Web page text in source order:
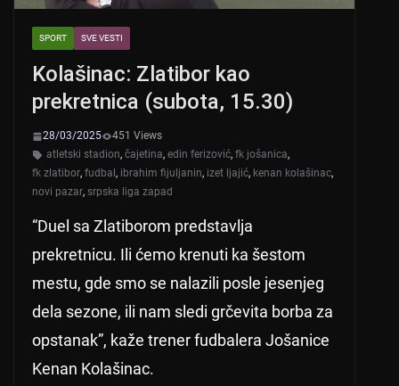
SPORT SVE VESTI
Kolašinac: Zlatibor kao
prekretnica (subota, 15.30)
28/03/2025
451 Views
atletski stadion, čajetina, edin ferizović, fk jošanica,
fk zlatibor, fudbal , ibrahim fijuljanin, izet ljajić, kenan kolašinac,
novi pazar, srpska liga zapad
“Duel sa Zlatiborom predstavlja
prekretnicu. Ili ćemo krenuti ka šestom
mestu, gde smo se nalazili posle jesenjeg
dela sezone, ili nam sledi grčevita borba za
opstanak”, kaže trener fudbalera Jošanice
Kenan Kolašinac.